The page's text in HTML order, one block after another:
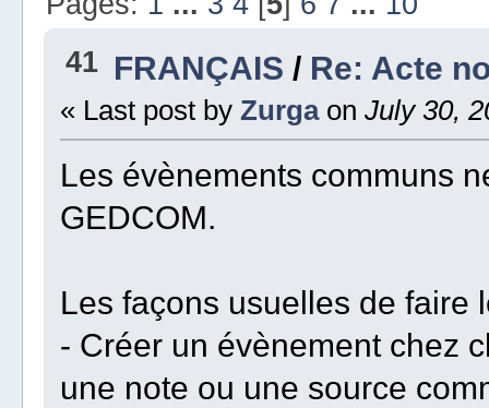
41 FRANÇAIS / Re: Acte
« Last post by Zurga on July 30,
Les évènements communs
GEDCOM.
Les façons usuelles de faire
- Créer un évènement chez
une note ou une source